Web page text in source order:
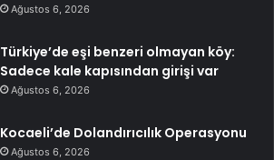
Ağustos 6, 2026
Türkiye’de eşi benzeri olmayan köy:
Sadece kale kapısından girişi var
Ağustos 6, 2026
Kocaeli’de Dolandırıcılık Operasyonu
Ağustos 6, 2026